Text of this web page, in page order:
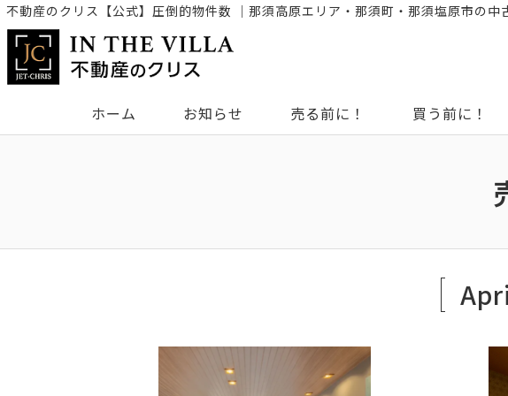
不動産のクリス【公式】圧倒的物件数 ｜那須高原エリア・那須町・那須塩原市の
ホーム お知らせ 売る前に！ 買う前に！